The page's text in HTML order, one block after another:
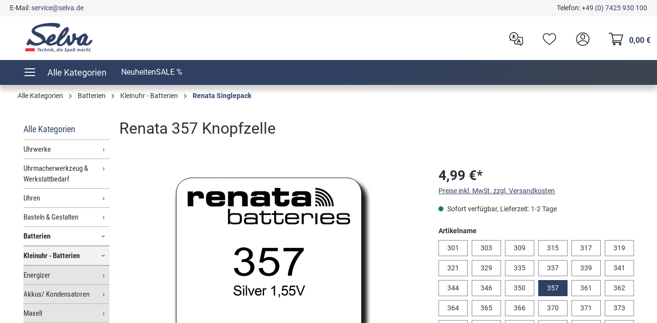
Zur Hauptnavigation springen
E-Mail:service@selva.de Telefon:+49 (0) 7425 930 100
0,00 €
Alle Kategorien NeuheitenSALE %
Alle Kategorien Batterien Kleinuhr - Batterien Renata Singlepack
Alle Kategorien
Uhrwerke
Uhrmacherwerkzeug &
Werkstattbedarf
Uhren
Basteln & Gestalten
Batterien
Kleinuhr - Batterien
Energizer
Akkus/ Kondensatoren
Maxell
Renata 357 Knopfzelle
4,99 €*
Preise inkl. MwSt. zzgl. Versandkosten
Sofort verfügbar, Lieferzeit: 1-2 Tage
Artikelnameauswählen
301 303 309 315 317 319
321 329 335 337 339 341
344 346 350 357 361 362
364 365 366 370 371 373